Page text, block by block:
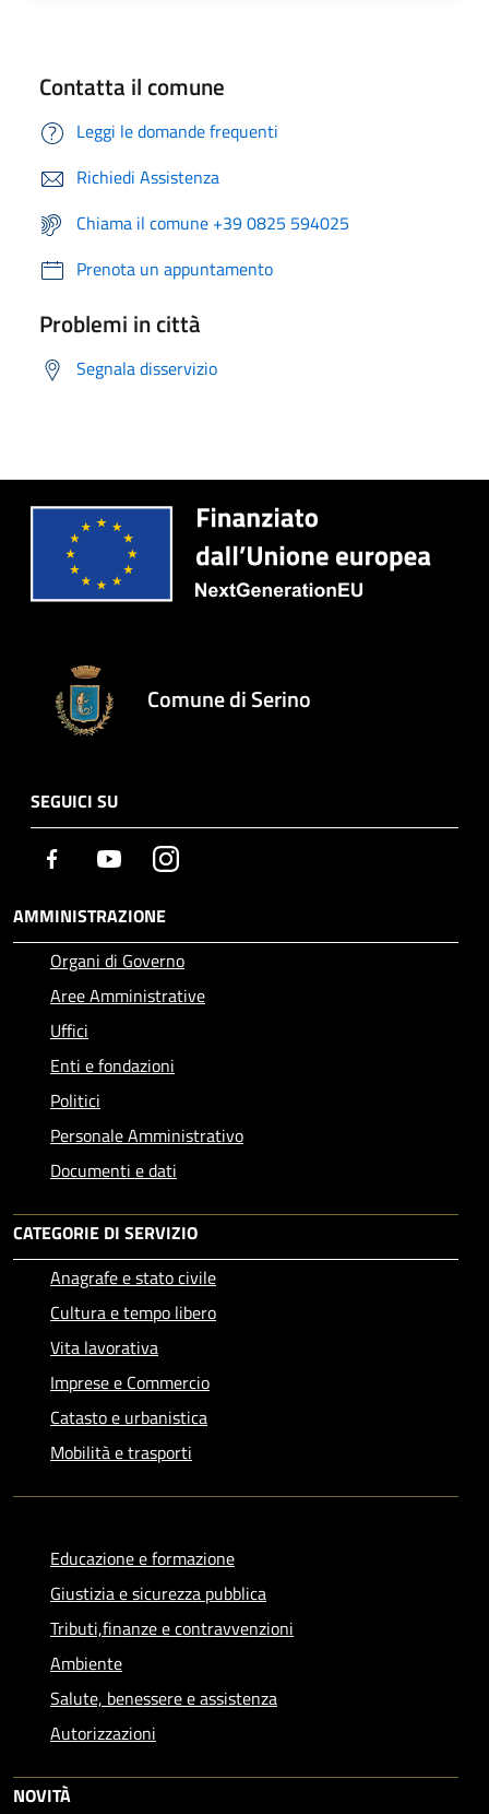
Contatta il comune
Leggi le domande frequenti
Richiedi Assistenza
Chiama il comune +39 0825 594025
Prenota un appuntamento
Problemi in città
Segnala disservizio
Comune di Serino
SEGUICI SU
Facebook YoutubeInstagram
AMMINISTRAZIONE
Organi di Governo
Aree Amministrative
Uffici
Enti e fondazioni
Politici
Personale Amministrativo
Documenti e dati
CATEGORIE DI SERVIZIO
Anagrafe e stato civile
Cultura e tempo libero
Vita lavorativa
Imprese e Commercio
Catasto e urbanistica
Mobilità e trasporti
Educazione e formazione
Giustizia e sicurezza pubblica
Tributi,finanze e contravvenzioni
Ambiente
Salute, benessere e assistenza
Autorizzazioni
NOVITÀ